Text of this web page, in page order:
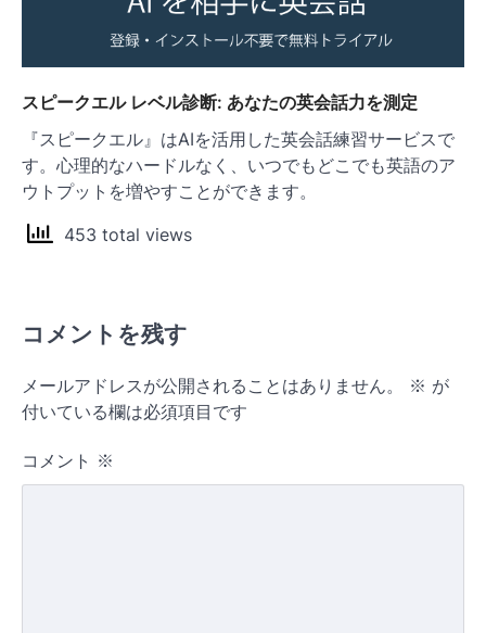
スピークエル レベル診断: あなたの英会話力を測定
『スピークエル』はAIを活用した英会話練習サービスで
す。心理的なハードルなく、いつでもどこでも英語のア
ウトプットを増やすことができます。
453 total views
コメントを残す
メールアドレスが公開されることはありません。 ※ が
付いている欄は必須項目です
コメント ※